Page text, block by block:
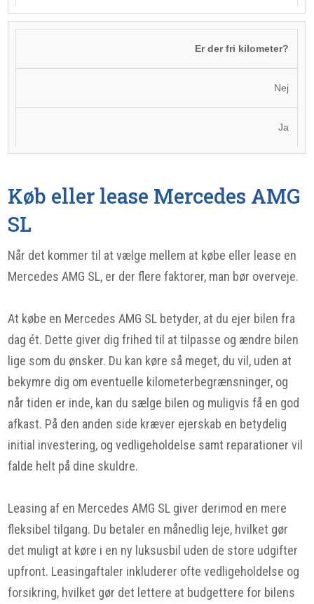
Er der fri kilometer?
Nej
Ja
Køb eller lease Mercedes AMG
SL
Når det kommer til at vælge mellem at købe eller lease en
Mercedes AMG SL, er der flere faktorer, man bør overveje.
At købe en Mercedes AMG SL betyder, at du ejer bilen fra
dag ét. Dette giver dig frihed til at tilpasse og ændre bilen
lige som du ønsker. Du kan køre så meget, du vil, uden at
bekymre dig om eventuelle kilometerbegrænsninger, og
når tiden er inde, kan du sælge bilen og muligvis få en god
afkast. På den anden side kræver ejerskab en betydelig
initial investering, og vedligeholdelse samt reparationer vil
falde helt på dine skuldre.
Leasing af en Mercedes AMG SL giver derimod en mere
fleksibel tilgang. Du betaler en månedlig leje, hvilket gør
det muligt at køre i en ny luksusbil uden de store udgifter
upfront. Leasingaftaler inkluderer ofte vedligeholdelse og
forsikring, hvilket gør det lettere at budgettere for bilens